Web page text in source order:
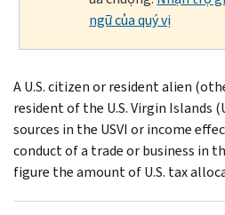
ngữ của quý vị
A U.S. citizen or resident alien
resident of the U.S. Virgin Islands
sources in the USVI or income
conduct of a trade or business in
figure the amount of U.S. tax